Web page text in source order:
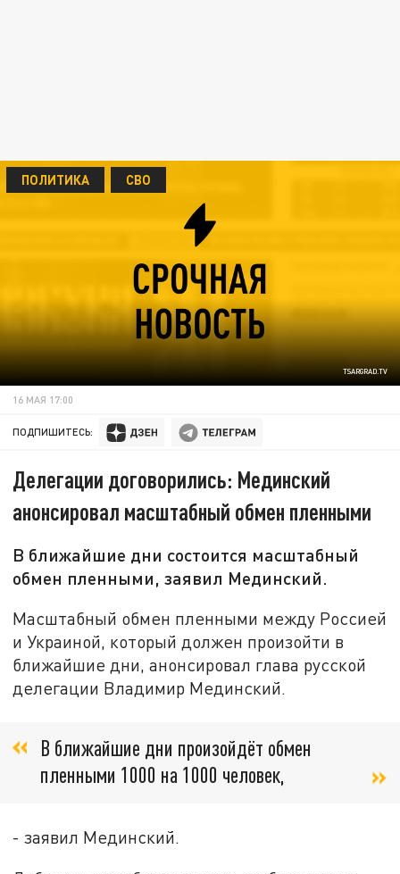
TSARGRAD.TV
ПОЛИТИКА СВО
16 МАЯ 17:00
ПОДПИШИТЕСЬ:
Делегации договорились: Мединский
анонсировал масштабный обмен пленными
В ближайшие дни состоится масштабный
обмен пленными, заявил Мединский.
Масштабный обмен пленными между Россией
и Украиной, который должен произойти в
ближайшие дни, анонсировал глава русской
делегации Владимир Мединский.
В ближайшие дни произойдёт обмен
пленными 1000 на 1000 человек,
- заявил Мединский.